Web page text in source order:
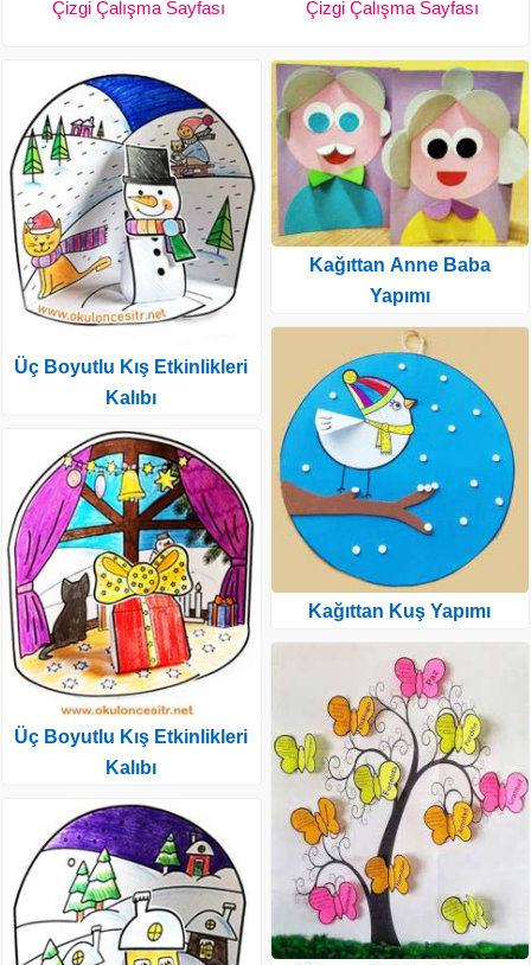
Çizgi Çalışma Sayfası Çizgi Çalışma Sayfası
Üç Boyutlu Kış Etkinlikleri
Kalıbı
Üç Boyutlu Kış Etkinlikleri
Kalıbı
Kağıttan Anne Baba
Yapımı
Kağıttan Kuş Yapımı